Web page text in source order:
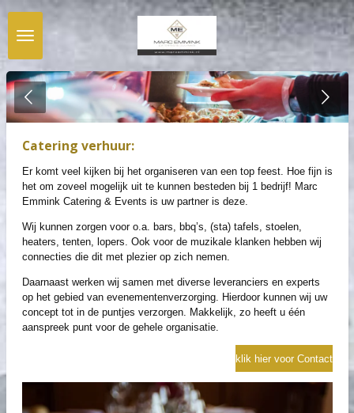
Ga
direct
naar
de
hoofdinhoud
Catering verhuur:
Er komt veel kijken bij het organiseren van een top feest. Hoe fijn is
het om zoveel mogelijk uit te kunnen besteden bij 1 bedrijf! Marc
Emmink Catering & Events is uw partner is deze.
Wij kunnen zorgen voor o.a. bars, bbq’s, (sta) tafels, stoelen,
heaters, tenten, lopers. Ook voor de muzikale klanken hebben wij
connecties die dit met plezier op zich nemen.
Daarnaast werken wij samen met diverse leveranciers en experts
op het gebied van evenementenverzorging. Hierdoor kunnen wij uw
concept tot in de puntjes verzorgen. Makkelijk, zo heeft u één
aanspreek punt voor de gehele organisatie.
klik hier voor Contact